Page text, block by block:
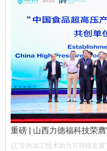
重磅 | 山西力德福科技荣
单位”，携手产业链共筑非
以“非热加工技术助力可持续发